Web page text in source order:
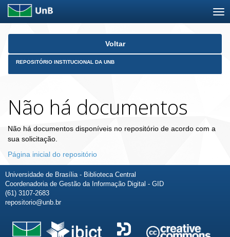
Skip
Voltar
REPOSITÓRIO INSTITUCIONAL DA UNB
Não há documentos
Não há documentos disponíveis no repositório de acordo com a
sua solicitação.
Página inicial do repositório
Universidade de Brasília - Biblioteca Central
Coordenadoria de Gestão da Informação Digital - GID
(61) 3107-2683
repositorio@unb.br